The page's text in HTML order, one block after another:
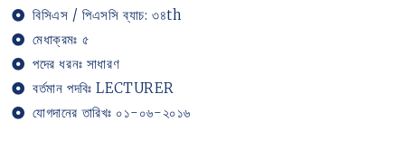
বিসিএস / পিএসসি ব্যাচ: ৩৪th
মেধাক্রমঃ ৫
পদের ধরনঃ সাধারণ
বর্তমান পদবিঃ LECTURER
যোগদানের তারিখঃ ০১-০৬-২০১৬